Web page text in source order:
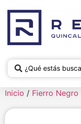
Inicio / Fierro Negro